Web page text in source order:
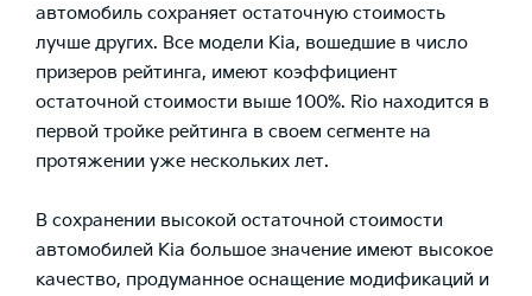
автомобиль сохраняет остаточную стоимость
лучше других. Все модели Kia, вошедшие в число
призеров рейтинга, имеют коэффициент
остаточной стоимости выше 100%. Rio находится в
первой тройке рейтинга в своем сегменте на
протяжении уже нескольких лет.
В сохранении высокой остаточной стоимости
автомобилей Kia большое значение имеют высокое
качество, продуманное оснащение модификаций и